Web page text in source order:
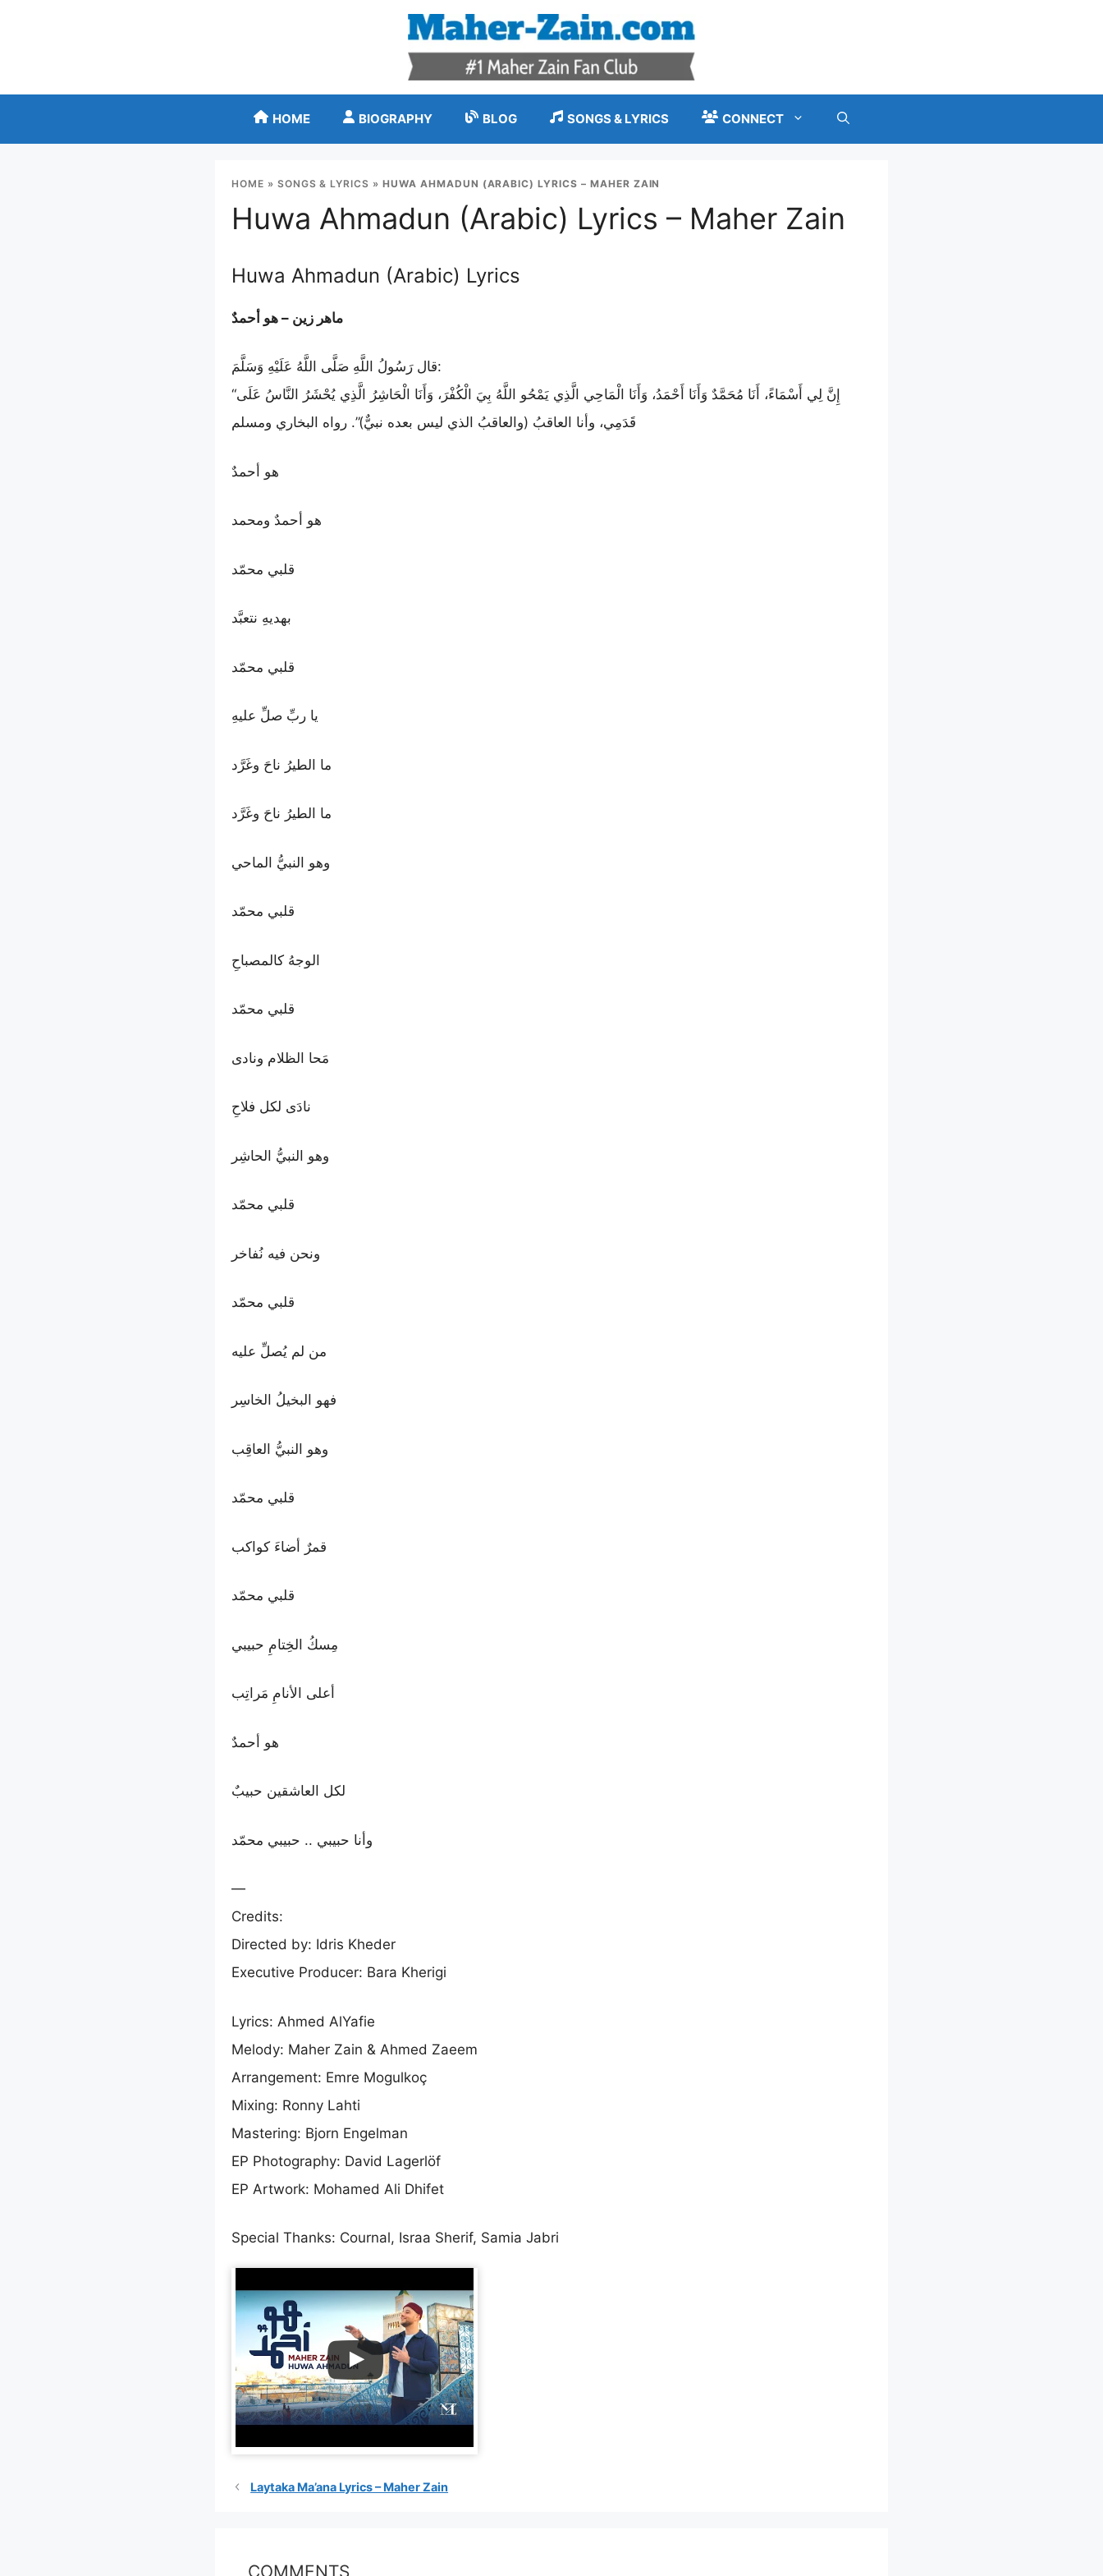
HOME BIOGRAPHY BLOG SONGS & LYRICS CONNECT
HOME » SONGS & LYRICS »HUWA AHMADUN (ARABIC) LYRICS – MAHER ZAIN
Huwa Ahmadun (Arabic) Lyrics – Maher Zain
Huwa Ahmadun (Arabic) Lyrics
ماهر زين – هو أحمدٌ
قال رَسُولُ اللَّهِ صَلَّى اللَّهُ عَلَيْهِ وَسَلَّمَ:
“إِنَّ لِي أَسْمَاءً، أَنَا مُحَمَّدٌ وَأَنَا أَحْمَدُ، وَأَنَا الْمَاحِي الَّذِي يَمْحُو اللَّهُ بِيَ الْكُفْرَ، وَأَنَا الْحَاشِرُ الَّذِي يُحْشَرُ النَّاسُ عَلَى
قَدَمِي، وأنا العاقبُ (والعاقبُ الذي ليس بعده نبيٌّ)”. رواه البخاري ومسلم
هو أحمدٌ
هو أحمدٌ ومحمد
قلبي محمّد
بهديهِ نتعبَّد
قلبي محمّد
يا ربِّ صلِّ عليهِ
ما الطيرُ ناحَ وغَرَّد
ما الطيرُ ناحَ وغَرَّد
وهو النبيُّ الماحي
قلبي محمّد
الوجهُ كالمصباحِ
قلبي محمّد
مَحا الظلام ونادى
نادَى لكل فلاحِ
وهو النبيُّ الحاشِر
قلبي محمّد
ونحن فيه نُفاخر
قلبي محمّد
من لم يُصلِّ عليه
فهو البخيلُ الخاسِر
وهو النبيُّ العاقِب
قلبي محمّد
قمرٌ أضاءَ كواكب
قلبي محمّد
مِسكُ الخِتامِ حبيبي
أعلى الأنامِ مَراتِب
هو أحمدٌ
لكل العاشقين حبيبٌ
وأنا حبيبي .. حبيبي محمّد
—
Credits:
Directed by: Idris Kheder
Executive Producer: Bara Kherigi
Lyrics: Ahmed AlYafie
Melody: Maher Zain & Ahmed Zaeem
Arrangement: Emre Mogulkoç
Mixing: Ronny Lahti
Mastering: Bjorn Engelman
EP Photography: David Lagerlöf
EP Artwork: Mohamed Ali Dhifet
Special Thanks: Cournal, Israa Sherif, Samia Jabri
Laytaka Ma’ana Lyrics – Maher Zain
COMMENTS